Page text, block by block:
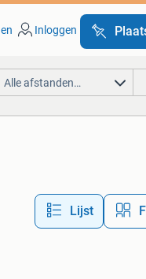
Inloggen
Alle afstanden…
Lijst